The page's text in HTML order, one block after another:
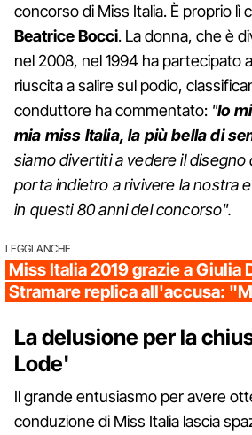
concorso di Miss Italia. È proprio lì
Beatrice Bocci. La donna, che è
nel 2008, nel 1994 ha partecipato
riuscita a salire sul podio,
conduttore ha commentato: "Io
mia miss Italia, la più bella di
siamo divertiti a vedere il
porta indietro a rivivere la nostra
in questi 80 anni del concorso".
LEGGI ANCHE
Miss Italia 2019 grazie a Giulia
Stramare replica all'accusa:
La delusione per la
Lode'
Il grande entusiasmo per avere
conduzione di Miss Italia lascia